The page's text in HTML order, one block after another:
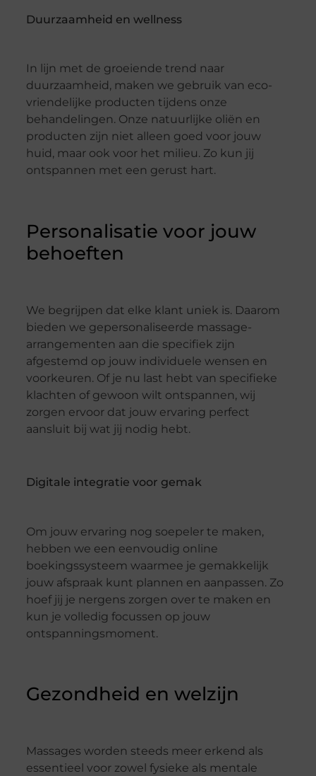
Duurzaamheid en wellness
In lijn met de groeiende trend naar
duurzaamheid, maken we gebruik van eco-
vriendelijke producten tijdens onze
behandelingen. Onze natuurlijke oliën en
producten zijn niet alleen goed voor jouw
huid, maar ook voor het milieu. Zo kun jij
ontspannen met een gerust hart.
Personalisatie voor jouw
behoeften
We begrijpen dat elke klant uniek is. Daarom
bieden we gepersonaliseerde massage-
arrangementen aan die specifiek zijn
afgestemd op jouw individuele wensen en
voorkeuren. Of je nu last hebt van specifieke
klachten of gewoon wilt ontspannen, wij
zorgen ervoor dat jouw ervaring perfect
aansluit bij wat jij nodig hebt.
Digitale integratie voor gemak
Om jouw ervaring nog soepeler te maken,
hebben we een eenvoudig online
boekingssysteem waarmee je gemakkelijk
jouw afspraak kunt plannen en aanpassen. Zo
hoef jij je nergens zorgen over te maken en
kun je volledig focussen op jouw
ontspanningsmoment.
Gezondheid en welzijn
Massages worden steeds meer erkend als
essentieel voor zowel fysieke als mentale